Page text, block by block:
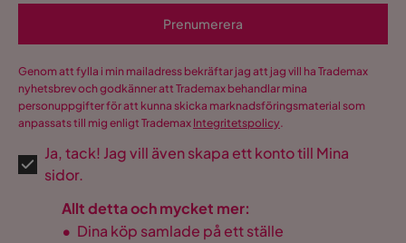
Prenumerera
Genom att fylla i min mailadress bekräftar jag att jag vill ha Trademax
nyhetsbrev och godkänner att Trademax behandlar mina
personuppgifter för att kunna skicka marknadsföringsmaterial som
anpassats till mig enligt Trademax Integritetspolicy.
Ja, tack! Jag vill även skapa ett konto till Mina
sidor.
Allt detta och mycket mer:
• Dina köp samlade på ett ställe